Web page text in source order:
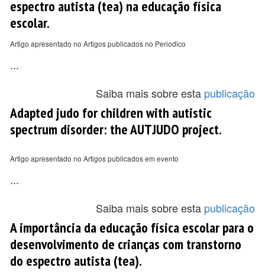
espectro autista (tea) na educação física
escolar.
Artigo apresentado no Artigos publicados no Periodico
...
Saiba mais sobre esta publicação
Adapted judo for children with autistic
spectrum disorder: the AUTJUDO project.
Artigo apresentado no Artigos publicados em evento
...
Saiba mais sobre esta publicação
A importância da educação física escolar para o
desenvolvimento de crianças com transtorno
do espectro autista (tea).